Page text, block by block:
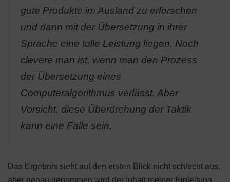
gute Produkte im Ausland zu erforschen
und dann mit der Übersetzung in ihrer
Sprache eine tolle Leistung liegen. Noch
clevere man ist, wenn man den Prozess
der Übersetzung eines
Computeralgorithmus verlässt. Aber
Vorsicht, diese Überdrehung der Taktik
kann eine Falle sein.
Das Ergebnis sieht auf den ersten Blick nicht schlecht aus,
aber genau genommen wird der Inhalt meiner Einleitung